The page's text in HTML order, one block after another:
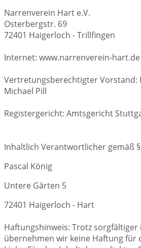
Narrenverein Hart e.V.
Osterbergstr. 69
72401 Haigerloch - Trillfingen
Internet: www.narrenverein-hart.de
Vertretungsberechtigter Vorstand:
Michael Pill
Registergericht: Amtsgericht
Inhaltlich Verantwortlicher gemäß §
Pascal König
Untere Gärten 5
72401 Haigerloch - Hart
Haftungshinweis: Trotz
übernehmen wir keine Haftung für